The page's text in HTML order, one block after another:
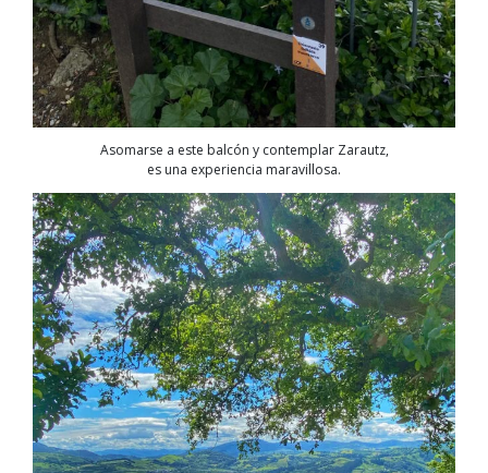
Asomarse a este balcón y contemplar Zarautz,
es una experiencia maravillosa.